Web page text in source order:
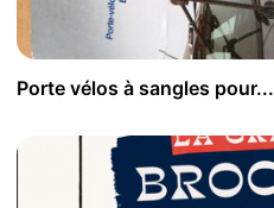
Porte vélos à sangles pour...